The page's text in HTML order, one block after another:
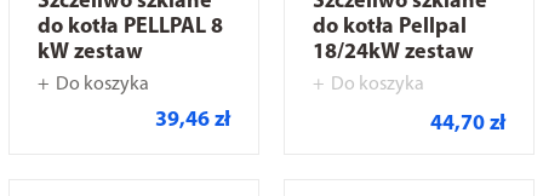
do kotła PELLPAL 8
kW zestaw
Do koszyka
39,46 zł
do kotła Pellpal
18/24kW zestaw
Do koszyka
44,70 zł